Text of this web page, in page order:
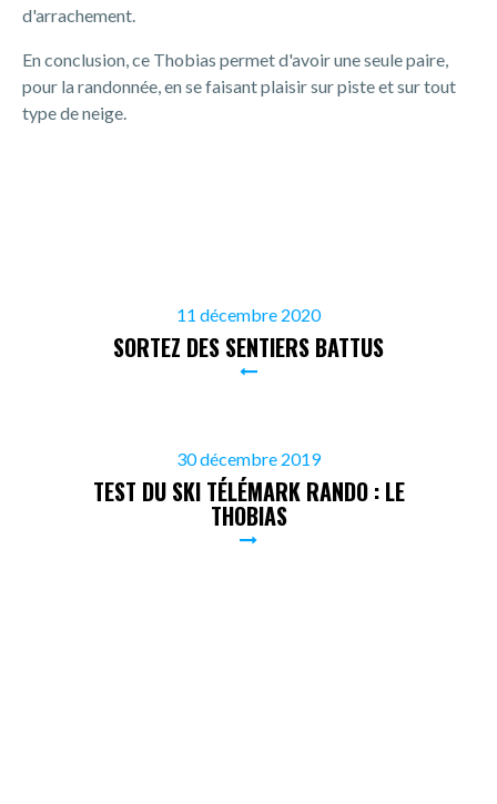
d'arrachement.
En conclusion, ce Thobias permet d'avoir une seule paire,
pour la randonnée, en se faisant plaisir sur piste et sur tout
type de neige.
11 décembre 2020
SORTEZ DES SENTIERS BATTUS
30 décembre 2019
TEST DU SKI TÉLÉMARK RANDO : LE
THOBIAS